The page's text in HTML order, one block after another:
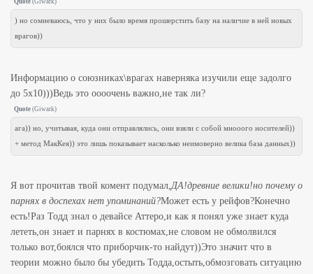
) но сомневаюсь, что у них было время прошерстить базу на наличие в ней новых
врагов))
Информацию о союзниках\врагах наверняка изучили еще задолго
до 5х10)))Ведь это оооочень важно,не так ли?
Quote (Giwark)
ага)) но, учитывая, куда они отправлялись, они взяли с собой мнооого носителей))
+ метод МакКея)) это лишь показывает насколько неимоверно велика база данных))
Я вот прочитав твой комент подумал, ДА!древние велики!но почему о
парнях в доспехах нет упоминаний?Может есть у рейфов?Конечно
есть!Раз Тодд знал о девайсе Аттеро,и как я понял уже знает куда
лететь,он знает и парнях в костюмах,не словом не обмолвился
только вот,боялся что приборчик-то найдут))Это значит что в
теории можно было бы убедить Тодда,остыть,обмозговать ситуацию